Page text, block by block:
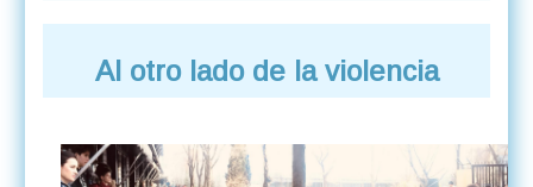
Al otro lado de la violencia